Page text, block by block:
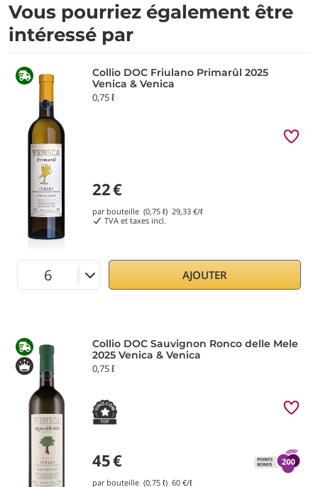
Vous pourriez également être
intéressé par
Collio DOC Friulano Primarûl 2025
Venica & Venica
0,75 ℓ
22€
par bouteille (0,75 ℓ) 29,33 €/ℓ
TVA et taxes incl.
AJOUTER
Collio DOC Sauvignon Ronco delle Mele
2025 Venica & Venica
0,75 ℓ
45€
par bouteille (0,75 ℓ) 60 €/ℓ